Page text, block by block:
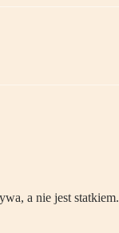
a nie jest statkiem.